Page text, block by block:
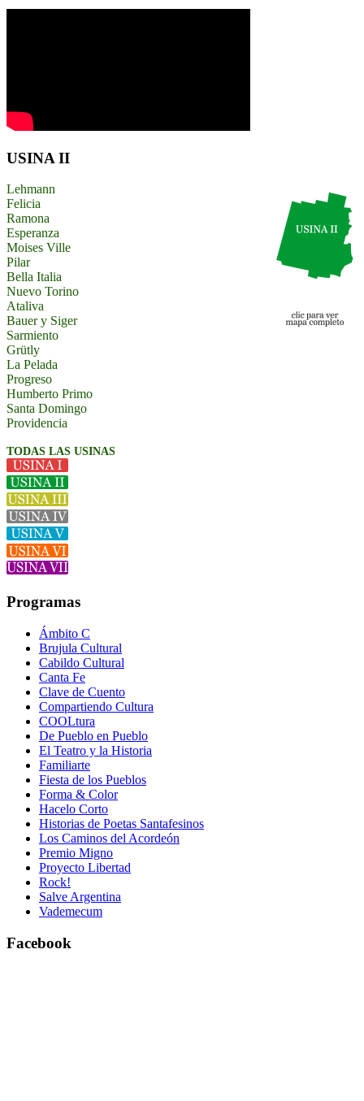
USINA II
Lehmann
Felicia
Ramona
Esperanza
Moises Ville
Pilar
Bella Italia
Nuevo Torino
Ataliva
Bauer y Siger
Sarmiento
Grütly
La Pelada
Progreso
Humberto Primo
Santa Domingo
Providencia
TODAS LAS USINAS
Programas
Ámbito C
Brujula Cultural
Cabildo Cultural
Canta Fe
Clave de Cuento
Compartiendo Cultura
COOLtura
De Pueblo en Pueblo
El Teatro y la Historia
Familiarte
Fiesta de los Pueblos
Forma & Color
Hacelo Corto
Historias de Poetas Santafesinos
Los Caminos del Acordeón
Premio Migno
Proyecto Libertad
Rock!
Salve Argentina
Vademecum
Facebook